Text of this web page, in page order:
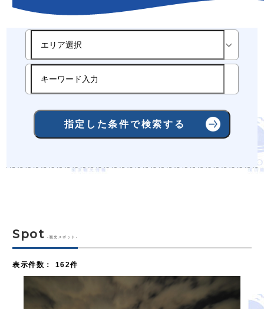
指定した条件で検索する
Spot -観光スポット-
表示件数 ： 162件